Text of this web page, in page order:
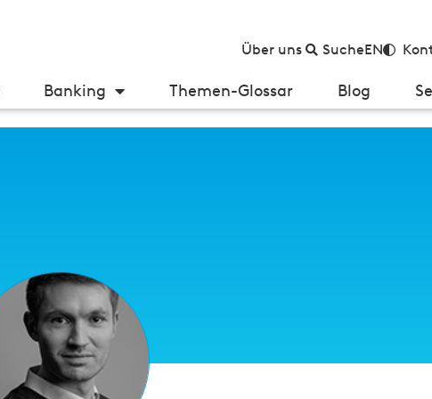
Über uns SucheEN
Banking Themen-Glossar Blog